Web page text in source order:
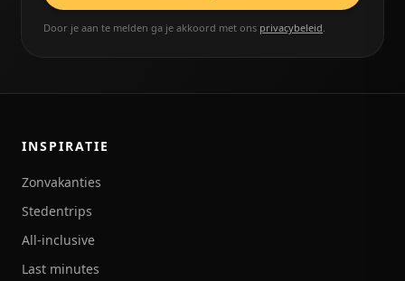
Door je aan te melden ga je akkoord met ons privacybeleid.
INSPIRATIE
Zonvakanties
Stedentrips
All-inclusive
Last minutes